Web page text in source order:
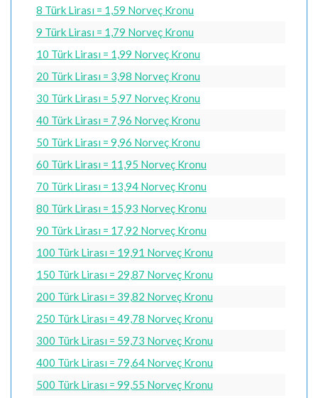
8 Türk Lirası = 1,59 Norveç Kronu
9 Türk Lirası = 1,79 Norveç Kronu
10 Türk Lirası = 1,99 Norveç Kronu
20 Türk Lirası = 3,98 Norveç Kronu
30 Türk Lirası = 5,97 Norveç Kronu
40 Türk Lirası = 7,96 Norveç Kronu
50 Türk Lirası = 9,96 Norveç Kronu
60 Türk Lirası = 11,95 Norveç Kronu
70 Türk Lirası = 13,94 Norveç Kronu
80 Türk Lirası = 15,93 Norveç Kronu
90 Türk Lirası = 17,92 Norveç Kronu
100 Türk Lirası = 19,91 Norveç Kronu
150 Türk Lirası = 29,87 Norveç Kronu
200 Türk Lirası = 39,82 Norveç Kronu
250 Türk Lirası = 49,78 Norveç Kronu
300 Türk Lirası = 59,73 Norveç Kronu
400 Türk Lirası = 79,64 Norveç Kronu
500 Türk Lirası = 99,55 Norveç Kronu